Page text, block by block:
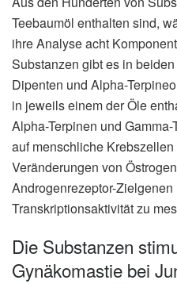
Teebaumöl enthalten sind,
ihre Analyse acht
Substanzen gibt es in
Dipenten und Alpha-
in jeweils einem der Öle
Alpha-Terpinen und
auf menschliche
Veränderungen von
Androgenrezeptor-
Transkriptionsaktivität zu
Die Substanzen
Gynäkomastie bei